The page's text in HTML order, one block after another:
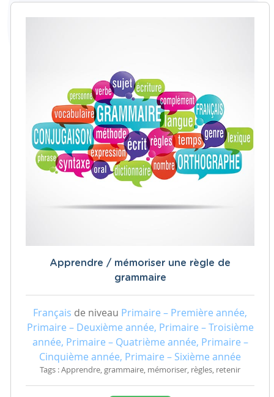
Apprendre / mémoriser une règle de
grammaire
Français de niveau Primaire – Première année,
Primaire – Deuxième année, Primaire – Troisième
année, Primaire – Quatrième année, Primaire –
Cinquième année, Primaire – Sixième année
Tags : Apprendre, grammaire, mémoriser, règles, retenir